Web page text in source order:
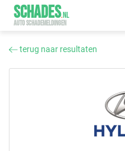
SCHADES.NL
AUTO SCHADEMELDINGEN
terug naar resultaten